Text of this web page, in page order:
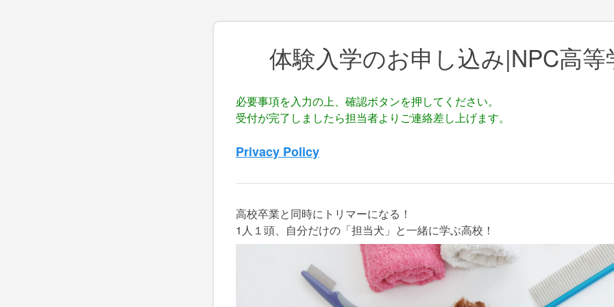
体験入学のお申し込み|NPC高等
必要事項を入力の上、確認ボタンを押してください。
受付が完了しましたら担当者よりご連絡差し上げます。
Privacy Policy
高校卒業と同時にトリマーになる！
1人１頭、自分だけの「担当犬」と一緒に学ぶ高校！